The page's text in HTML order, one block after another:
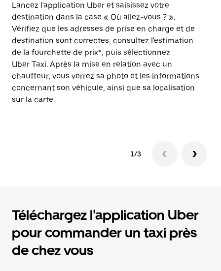
Lancez l'application Uber et saisissez votre
destination dans la case « Où allez-vous ? ».
Vérifiez que les adresses de prise en charge et de
destination sont correctes, consultez l'estimation
de la fourchette de prix*, puis sélectionnez
Uber Taxi. Après la mise en relation avec un
chauffeur, vous verrez sa photo et les informations
concernant son véhicule, ainsi que sa localisation
sur la carte.
1/3
Téléchargez l'application Uber
pour commander un taxi près
de chez vous